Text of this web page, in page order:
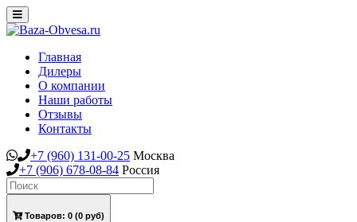
Toggle
navigation
Главная
Дилеры
О компании
Наши работы
Отзывы
Контакты
+7 (960) 131-00-25 Москва
+7 (906) 678-08-84 Россия
Товаров: 0 (0 руб)